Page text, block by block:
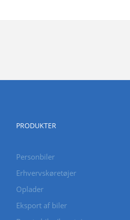
PRODUKTER
Personbiler
Erhvervskøretøjer
Oplader
Eksport af biler